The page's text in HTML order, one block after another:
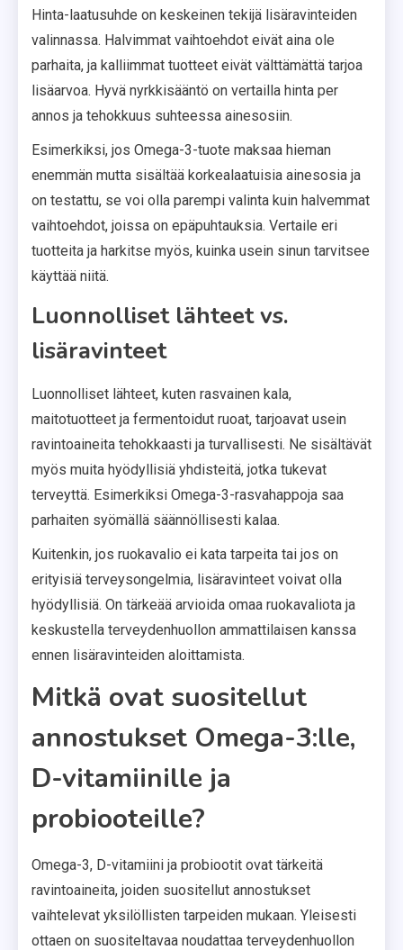
Hinta-laatusuhde on keskeinen tekijä lisäravinteiden
valinnassa. Halvimmat vaihtoehdot eivät aina ole
parhaita, ja kalliimmat tuotteet eivät välttämättä tarjoa
lisäarvoa. Hyvä nyrkkisääntö on vertailla hinta per
annos ja tehokkuus suhteessa ainesosiin.
Esimerkiksi, jos Omega-3-tuote maksaa hieman
enemmän mutta sisältää korkealaatuisia ainesosia ja
on testattu, se voi olla parempi valinta kuin halvemmat
vaihtoehdot, joissa on epäpuhtauksia. Vertaile eri
tuotteita ja harkitse myös, kuinka usein sinun tarvitsee
käyttää niitä.
Luonnolliset lähteet vs.
lisäravinteet
Luonnolliset lähteet, kuten rasvainen kala,
maitotuotteet ja fermentoidut ruoat, tarjoavat usein
ravintoaineita tehokkaasti ja turvallisesti. Ne sisältävät
myös muita hyödyllisiä yhdisteitä, jotka tukevat
terveyttä. Esimerkiksi Omega-3-rasvahappoja saa
parhaiten syömällä säännöllisesti kalaa.
Kuitenkin, jos ruokavalio ei kata tarpeita tai jos on
erityisiä terveysongelmia, lisäravinteet voivat olla
hyödyllisiä. On tärkeää arvioida omaa ruokavaliota ja
keskustella terveydenhuollon ammattilaisen kanssa
ennen lisäravinteiden aloittamista.
Mitkä ovat suositellut
annostukset Omega-3:lle,
D-vitamiinille ja
probiooteille?
Omega-3, D-vitamiini ja probiootit ovat tärkeitä
ravintoaineita, joiden suositellut annostukset
vaihtelevat yksilöllisten tarpeiden mukaan. Yleisesti
ottaen on suositeltavaa noudattaa terveydenhuollon